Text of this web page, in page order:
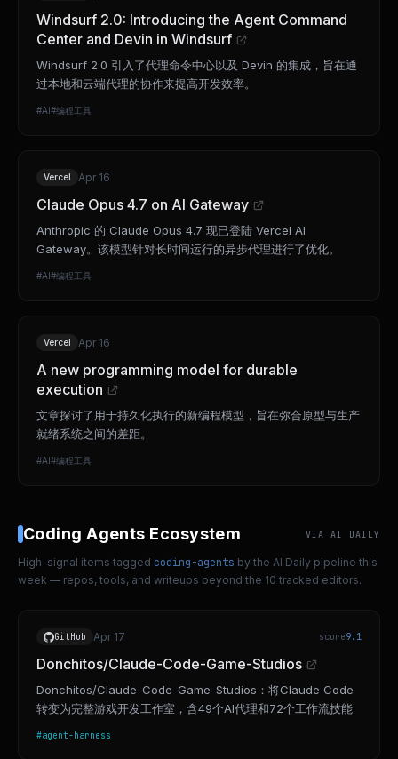
Windsurf 2.0: Introducing the Agent Command
Center and Devin in Windsurf
Windsurf 2.0 引入了代理命令中心以及 Devin 的集成，旨在通
过本地和云端代理的协作来提高开发效率。
#AI#编程工具
Vercel Apr 16
Claude Opus 4.7 on AI Gateway
Anthropic 的 Claude Opus 4.7 现已登陆 Vercel AI
Gateway。该模型针对长时间运行的异步代理进行了优化。
#AI#编程工具
Vercel Apr 16
A new programming model for durable
execution
文章探讨了用于持久化执行的新编程模型，旨在弥合原型与生产
就绪系统之间的差距。
#AI#编程工具
Coding Agents Ecosystem VIA AI DAILY
High-signal items tagged coding-agents by the AI Daily pipeline this
week — repos, tools, and writeups beyond the 10 tracked editors.
GitHub Apr 17 score9.1
Donchitos/Claude-Code-Game-Studios
Donchitos/Claude-Code-Game-Studios：将Claude Code
转变为完整游戏开发工作室，含49个AI代理和72个工作流技能
#agent-harness